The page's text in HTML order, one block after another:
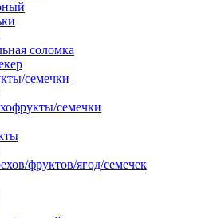
соломка
семечки
семечки
фруктов/ягод/семечек